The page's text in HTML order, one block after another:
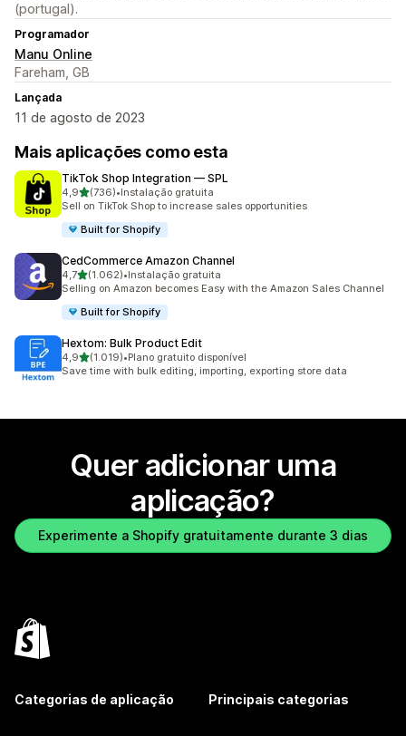
(portugal).
Programador
Manu Online
Fareham, GB
Lançada
11 de agosto de 2023
Mais aplicações como esta
TikTok Shop Integration — SPL
4,9de 5 estrelas
(736)
736 total de avaliações
•Instalação gratuita
Sell on TikTok Shop to increase sales opportunities
Built for Shopify
CedCommerce Amazon Channel
4,7de 5 estrelas
(1.062)
1062 total de avaliações
•Instalação gratuita
Selling on Amazon becomes Easy with the Amazon Sales Channel
Built for Shopify
Hextom: Bulk Product Edit
4,9de 5 estrelas
(1.019)
1019 total de avaliações
•Plano gratuito disponível
Save time with bulk editing, importing, exporting store data
Quer adicionar uma
aplicação?
Experimente a Shopify gratuitamente durante 3 dias
Categorias de aplicação Principais categorias